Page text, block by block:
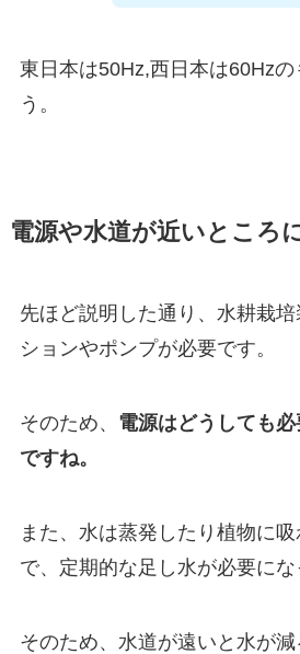
東日本は50Hz,西日本は60Hzの
う。
電源や水道が近いところ
先ほど説明した通り、水耕栽
ションやポンプが必要です。
そのため、 電源はどうしても
ですね。
また、水は蒸発したり植物に
で、定期的な足し水が必要に
そのため、水道が遠いと水が